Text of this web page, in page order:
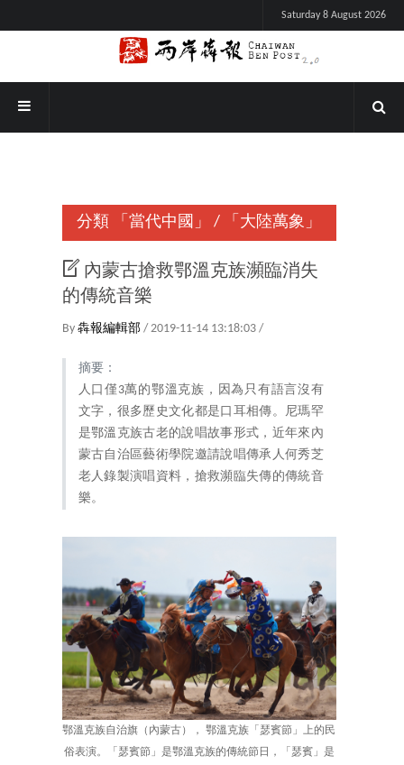
Saturday 8 August 2026
分類 「當代中國」 / 「大陸萬象」
內蒙古搶救鄂溫克族瀕臨消失
的傳統音樂
By 犇報編輯部 / 2019-11-14 13:18:03 /
摘要：
人口僅3萬的鄂溫克族，因為只有語言沒有
文字，很多歷史文化都是口耳相傳。尼瑪罕
是鄂溫克族古老的說唱故事形式，近年來內
蒙古自治區藝術學院邀請說唱傳承人何秀芝
老人錄製演唱資料，搶救瀕臨失傳的傳統音
樂。
鄂溫克族自治旗（內蒙古）， 鄂溫克族「瑟賓節」上的民
俗表演。「瑟賓節」是鄂溫克族的傳統節日，「瑟賓」是